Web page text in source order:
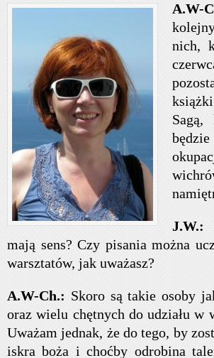
A.W-
nich,
J.W.:
mają sens? Czy pisania można
warsztatów, jak uważasz?
A.W-Ch.: Skoro są takie osoby
oraz wielu chętnych do udziału w
Uważam jednak, że do tego, by
iskra boża i choćby odrobina